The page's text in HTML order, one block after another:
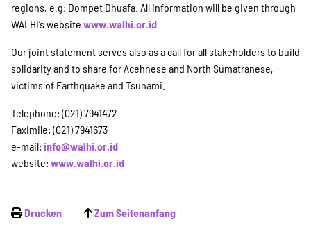
regions, e.g: Dompet Dhuafa. All information will be given through
WALHI’s website www.walhi.or.id
Our joint statement serves also as a call for all stakeholders to build
solidarity and to share for Acehnese and North Sumatranese,
victims of Earthquake and Tsunami.
Telephone: (021) 7941472
Faximile: (021) 7941673
e-mail: info@walhi.or.id
website: www.walhi.or.id
Drucken Zum Seitenanfang